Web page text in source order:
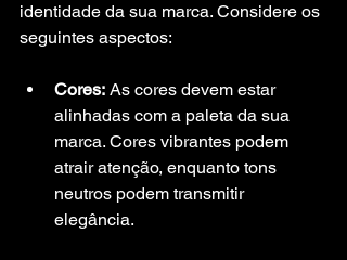
identidade da sua marca. Considere os
seguintes aspectos:
Cores: As cores devem estar
alinhadas com a paleta da sua
marca. Cores vibrantes podem
atrair atenção, enquanto tons
neutros podem transmitir
elegância.